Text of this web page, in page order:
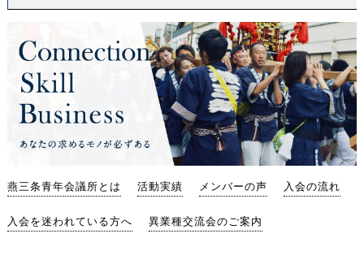
燕三条青年会議所とは 活動実績 メンバーの声 入会の流れ
入会を迷われている方へ 異業種交流会のご案内